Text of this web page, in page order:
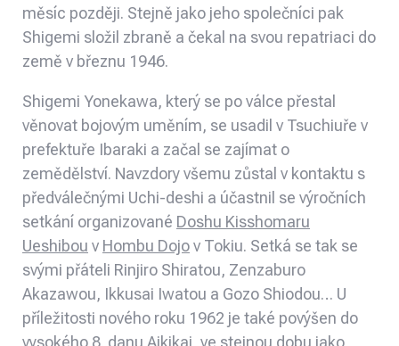
měsíc později. Stejně jako jeho společníci pak
Shigemi složil zbraně a čekal na svou repatriaci do
země v březnu 1946.
Shigemi Yonekawa, který se po válce přestal
věnovat bojovým uměním, se usadil v Tsuchiuře v
prefektuře Ibaraki a začal se zajímat o
zemědělství. Navzdory všemu zůstal v kontaktu s
předválečnými Uchi-deshi a účastnil se výročních
setkání organizované Doshu Kisshomaru
Ueshibou v Hombu Dojov Tokiu. Setká se tak se
svými přáteli Rinjiro Shiratou, Zenzaburo
Akazawou, Ikkusai Iwatou a Gozo Shiodou… U
příležitosti nového roku 1962 je také povýšen do
vysokého 8. danu Aikikai, ve stejnou dobu jako